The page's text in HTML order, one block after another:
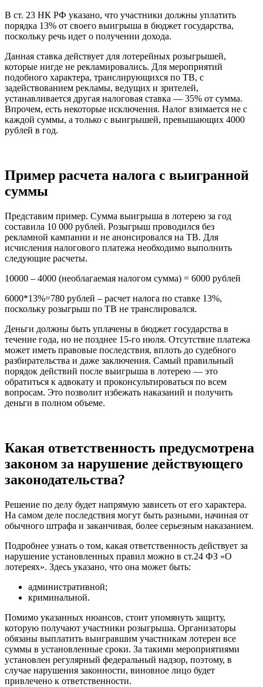
В ст. 23 НК РФ указано, что участники должны уплатить
порядка 13% от своего выигрыша в бюджет государства,
поскольку речь идет о получении дохода.
Данная ставка действует для лотерейных розыгрышей,
которые нигде не рекламировались. Для мероприятий
подобного характера, транслирующихся по ТВ, с
задействованием рекламы, ведущих и зрителей,
устанавливается другая налоговая ставка — 35% от сумма.
Впрочем, есть некоторые исключения. Налог взимается не с
каждой суммы, а только с выигрышей, превышающих 4000
рублей в год.
Пример расчета налога с выигранной
суммы
Представим пример. Сумма выигрыша в лотерею за год
составила 10 000 рублей. Розыгрыш проводился без
рекламной кампании и не анонсировался на ТВ. Для
исчисления налогового платежа необходимо выполнить
следующие расчеты.
10000 – 4000 (необлагаемая налогом сумма) = 6000 рублей
6000*13%=780 рублей – расчет налога по ставке 13%,
поскольку розыгрыш по ТВ не транслировался.
Деньги должны быть уплачены в бюджет государства в
течение года, но не позднее 15-го июля. Отсутствие платежа
может иметь правовые последствия, вплоть до судебного
разбирательства и даже заключения. Самый правильный
порядок действий после выигрыша в лотерею — это
обратиться к адвокату и проконсультироваться по всем
вопросам. Это позволит избежать наказаний и получить
деньги в полном объеме.
Какая ответственность предусмотрена
законом за нарушение действующего
законодательства?
Решение по делу будет напрямую зависеть от его характера.
На самом деле последствия могут быть разными, начиная от
обычного штрафа и заканчивая, более серьезным наказанием.
Подробнее узнать о том, какая ответственность действует за
нарушение установленных правил можно в ст.24 ФЗ «О
лотереях». Здесь указано, что она может быть:
административной;
криминальной.
Помимо указанных нюансов, стоит упомянуть защиту,
которую получают участники розыгрыша. Организаторы
обязаны выплатить выигравшим участникам лотереи все
суммы в установленные сроки. За такими мероприятиями
установлен регулярный федеральный надзор, поэтому, в
случае нарушения законности, виновное лицо будет
привлечено к ответственности.